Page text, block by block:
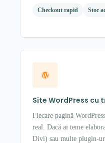
Checkout rapid Stoc
Site WordPress cu
Fiecare pagină
real. Dacă ai teme
Divi) sau multe plugin-